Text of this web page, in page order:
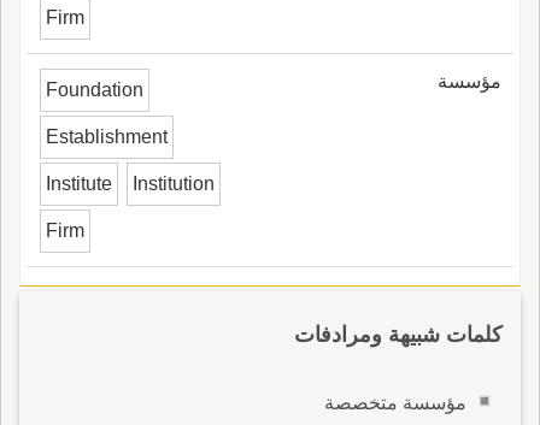
Firm
مؤسسة Foundation
Establishment
Institute Institution
Firm
كلمات شبيهة ومرادفات
مؤسسة متخصصة